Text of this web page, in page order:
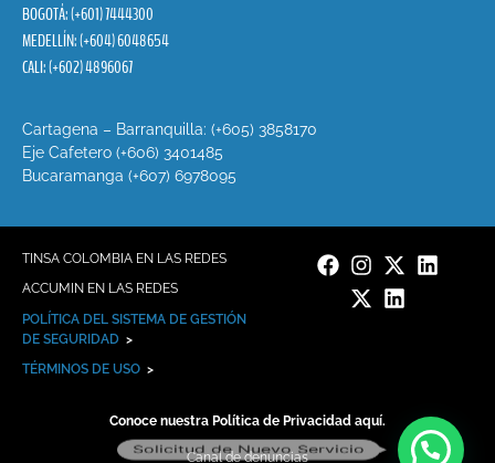
BOGOTÁ: (+601) 7444300
MEDELLÍN: (+604) 6048654
CALI: (+602) 4896067
Cartagena – Barranquilla: (+605) 3858170
Eje Cafetero (+606) 3401485
Bucaramanga (+607) 6978095
TINSA COLOMBIA EN LAS REDES
ACCUMIN EN LAS REDES
POLÍTICA DEL SISTEMA DE GESTIÓN
DE SEGURIDAD >
TÉRMINOS DE USO >
Conoce nuestra Política de Privacidad aquí.
Canal de denuncias
Solicitud de Nuevo Servicio